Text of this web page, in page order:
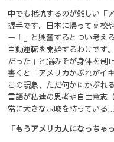
中でも抵抗するのが難しい「
握手です。日本に帰って高校
ー！」と興奮するとつい考え
自動運転を開始するわけです
だった」と脳みそが身体を制
書くと「アメリカかぶれがイ
この現象、ただ何かにかぶれ
言語が私達の思考や自由意志
常に大きな示唆を持っている
「もうアメリカ人になっちゃ